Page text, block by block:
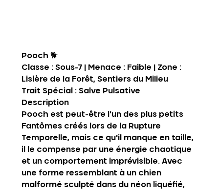
Pooch 🐕
Classe : Sous-7 | Menace : Faible | Zone :
Lisière de la Forêt, Sentiers du Milieu
Trait Spécial : Salve Pulsative
Description‍
Pooch est peut-être l'un des plus petits
Fantômes créés lors de la Rupture
Temporelle, mais ce qu'il manque en taille,
il le compense par une énergie chaotique
et un comportement imprévisible. Avec
une forme ressemblant à un chien
malformé sculpté dans du néon liquéfié,